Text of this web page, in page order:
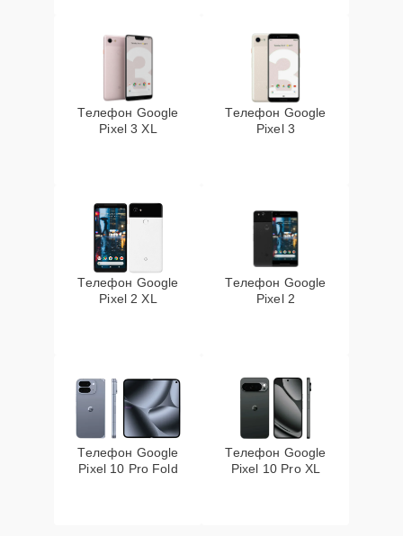
Телефон Google
Pixel 3 XL
Телефон Google
Pixel 3
Телефон Google
Pixel 2 XL
Телефон Google
Pixel 2
Телефон Google
Pixel 10 Pro Fold
Телефон Google
Pixel 10 Pro XL